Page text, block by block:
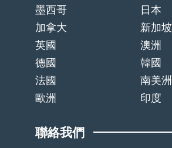
墨西哥
日本
加拿大
新加坡
英國
澳洲
德國
韓國
法國
南美洲
歐洲
印度
聯絡我們